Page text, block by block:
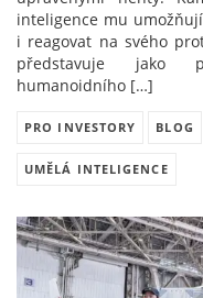
inteligence mu
i reagovat na svého
představuje jako
humanoidního […]
PRO INVESTORY BLOG
UMĚLÁ INTELIGENCE